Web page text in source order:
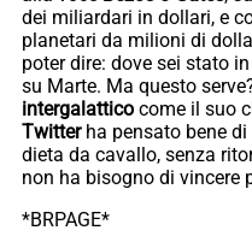
dei miliardari in dollari, e
planetari da milioni di
poter dire: dove sei stato
su Marte. Ma questo
intergalattico come il suo
Twitterha pensato bene
dieta da cavallo, senza
non ha bisogno di vincere
*BRPAGE*